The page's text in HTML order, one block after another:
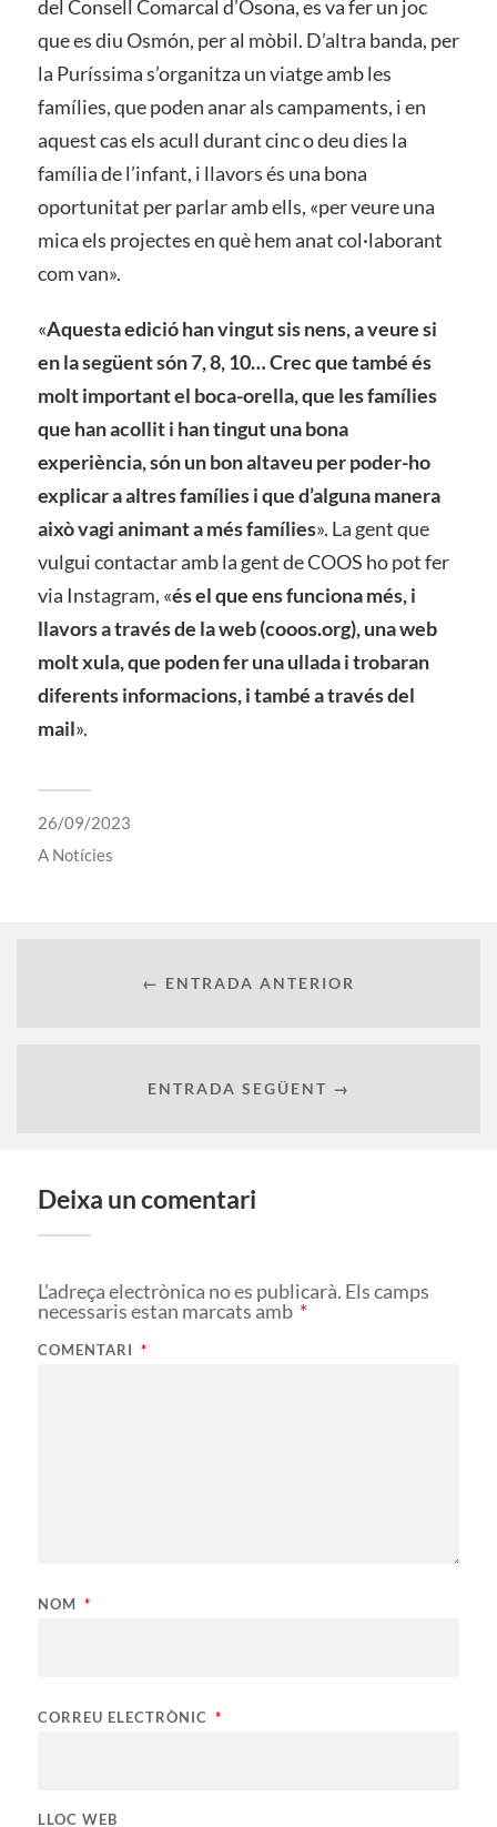
del Consell Comarcal d’Osona, es va fer un joc
que es diu Osmón, per al mòbil. D’altra banda, per
la Puríssima s’organitza un viatge amb les
famílies, que poden anar als campaments, i en
aquest cas els acull durant cinc o deu dies la
família de l’infant, i llavors és una bona
oportunitat per parlar amb ells, «per veure una
mica els projectes en què hem anat col·laborant
com van».
«Aquesta edició han vingut sis nens, a veure si
en la següent són 7, 8, 10… Crec que també és
molt important el boca-orella, que les famílies
que han acollit i han tingut una bona
experiència, són un bon altaveu per poder-ho
explicar a altres famílies i que d’alguna manera
això vagi animant a més famílies». La gent que
vulgui contactar amb la gent de COOS ho pot fer
via Instagram, «és el que ens funciona més, i
llavors a través de la web (cooos.org), una web
molt xula, que poden fer una ullada i trobaran
diferents informacions, i també a través del
mail».
26/09/2023
A Notícies
← ENTRADA ANTERIOR
ENTRADA SEGÜENT →
Deixa un comentari
L'adreça electrònica no es publicarà. Els camps
necessaris estan marcats amb *
COMENTARI *
NOM *
CORREU ELECTRÒNIC *
LLOC WEB